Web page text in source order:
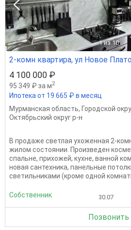
1 из 10
2-комн квартира, ул Новое
4 100 000 ₽
95 349 ₽ за м2
Ипотека от 19 665 ₽ в месяц
Мурманская область, Городской
Октябрьский округ р-н
В продаже светлая ухоженная 2-
жилом состоянии. Произведен
спальне, прихожей, кухне, ванной
новая сантехника, панельные
светильниками (кроме одной
Собственник 30.07
Позвонить